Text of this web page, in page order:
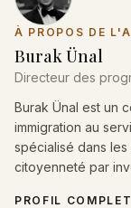
À PROPOS DE
Burak Ünal
Directeur des
Burak Ünal est un
immigration au
spécialisé dans
citoyenneté par
PROFIL COMPLET